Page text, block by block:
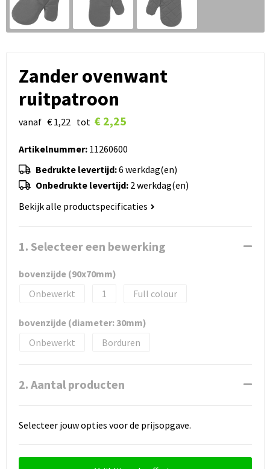
Zander ovenwant
ruitpatroon
vanaf € 1,22 tot € 2,25
Artikelnummer:11260600
Bedrukte levertijd:6 werkdag(en)
Onbedrukte levertijd: 2 werkdag(en)
Bekijk alle productspecificaties
1. Selecteer een bewerking
bovenzijde (90x70mm)
Onbewerkt
1 Full colour
bovenzijde (diameter: 30mm)
Onbewerkt
Borduren
2. Aantal producten
Selecteer jouw opties voor de prijsopgave.